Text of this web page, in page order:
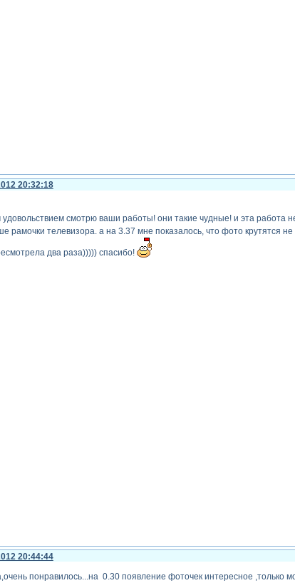
20:32:18
удовольствием смотрю ваши работы! они такие чудные! и эта работа
рамочки телевизора. а на 3.37 мне показалось, что фото крутятся
два раза))))) спасибо!
20:44:44
понравилось...на 0.30 появление фоточек интересное ,только